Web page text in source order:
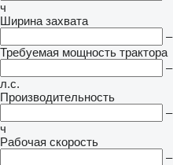
ч
Ширина захвата
–
Требуемая мощность трактора
–
л.с.
Производительность
–
ч
Рабочая скорость
–